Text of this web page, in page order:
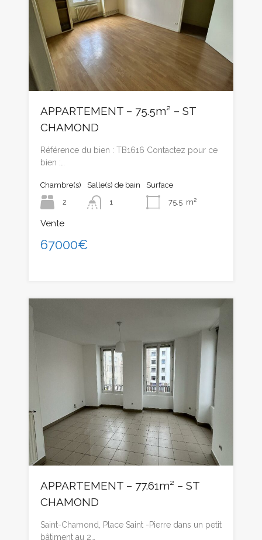
APPARTEMENT – 75.5m² – ST
CHAMOND
Référence du bien : TB1616 Contactez pour ce
bien :…
Chambre(s)
2
Salle(s) de bain
1
Surface
75.5 m²
Vente
67000€
APPARTEMENT – 77.61m² – ST
CHAMOND
Saint-Chamond, Place Saint -Pierre dans un petit
bâtiment au 2…